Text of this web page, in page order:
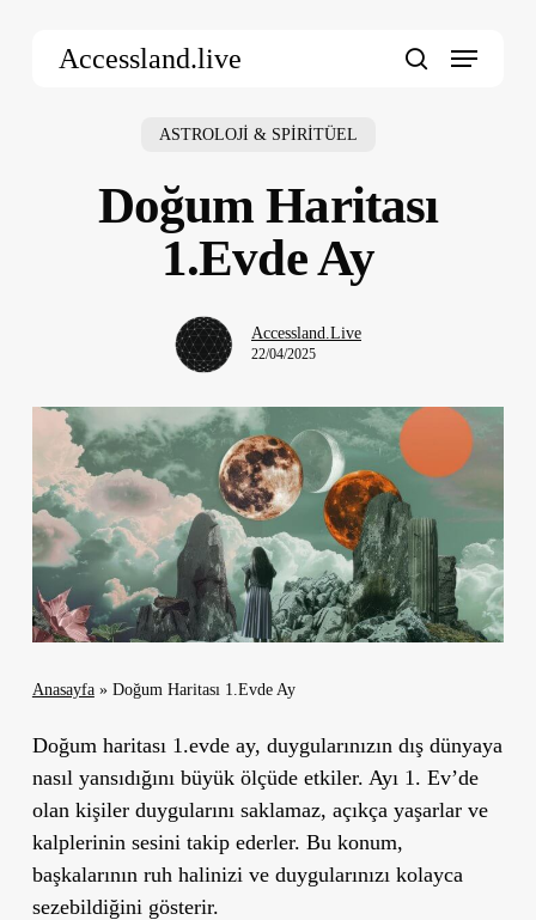
Accessland.live Menu
ASTROLOJİ & SPİRİTÜEL
Doğum Haritası
1.Evde Ay
Accessland.Live
22/04/2025
Anasayfa» Doğum Haritası 1.Evde Ay
Doğum haritası 1.evde ay, duygularınızın dış dünyaya
nasıl yansıdığını büyük ölçüde etkiler. Ayı 1. Ev’de
olan kişiler duygularını saklamaz, açıkça yaşarlar ve
kalplerinin sesini takip ederler. Bu konum,
başkalarının ruh halinizi ve duygularınızı kolayca
sezebildiğini gösterir.